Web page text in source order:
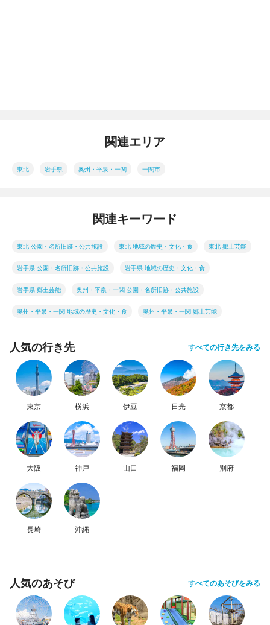
関連エリア
東北 岩手県 奥州・平泉・一関 一関市
関連キーワード
東北 公園・名所旧跡・公共施設 東北 地域の歴史・文化・食 東北 郷土芸能
岩手県 公園・名所旧跡・公共施設 岩手県 地域の歴史・文化・食
岩手県 郷土芸能 奥州・平泉・一関 公園・名所旧跡・公共施設
奥州・平泉・一関 地域の歴史・文化・食 奥州・平泉・一関 郷土芸能
人気の行き先 すべての行き先をみる
東京 横浜 伊豆 日光 京都
大阪 神戸 山口 福岡 別府
長崎 沖縄
人気のあそび すべてのあそびをみる